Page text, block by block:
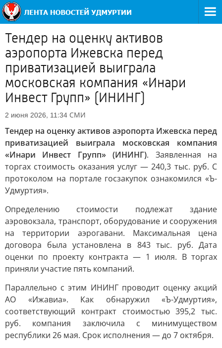
Тендер на оценку активов
аэропорта Ижевска перед
приватизацией выиграла
московская компания «Инари
Инвест Групп» (ИНИНГ)
2 июня 2026, 11:34 СМИ
Тендер на оценку активов аэропорта Ижевска перед
приватизацией выиграла московская компания
«Инари Инвест Групп» (ИНИНГ). Заявленная на
торгах стоимость оказания услуг — 240,3 тыс. руб. С
протоколом на портале госзакупок ознакомился «Ъ-
Удмуртия».
Определению стоимости подлежат здание
аэровокзала, транспорт, оборудование и сооружения
на территории аэрогавани. Максимальная цена
договора была установлена в 843 тыс. руб. Дата
оценки по проекту контракта — 1 июля. В торгах
приняли участие пять компаний.
Параллельно с этим ИНИНГ проводит оценку акций
АО «Ижавиа». Как обнаружил «Ъ-Удмуртия»,
соответствующий контракт стоимостью 395,2 тыс.
руб. компания заключила с минимуществом
республики 26 мая. Срок исполнения — до 7 октября.